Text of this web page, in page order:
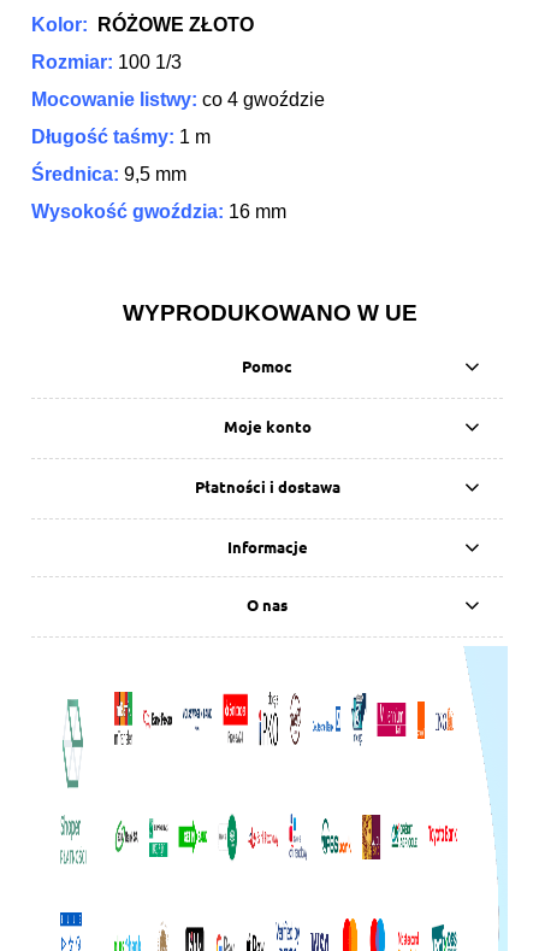
Kolor: RÓŻOWE ZŁOTO
Rozmiar: 100 1/3
Mocowanie listwy: co 4 gwoździe
Długość taśmy: 1 m
Średnica: 9,5 mm
Wysokość gwoździa: 16 mm
WYPRODUKOWANO W UE
Pomoc
Moje konto
Płatności i dostawa
Informacje
O nas